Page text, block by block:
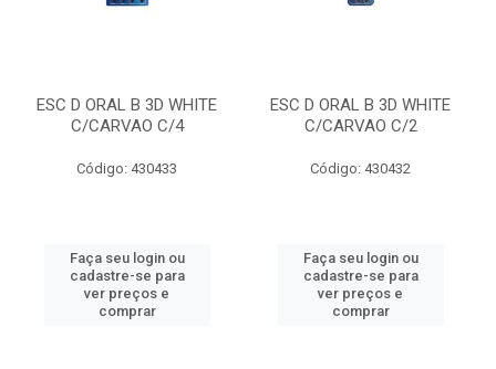
ESC D ORAL B 3D WHITE
C/CARVAO C/4
Código: 430433
Faça seu login ou
cadastre-se para
ver preços e
comprar
ESC D ORAL B 3D WHITE
C/CARVAO C/2
Código: 430432
Faça seu login ou
cadastre-se para
ver preços e
comprar